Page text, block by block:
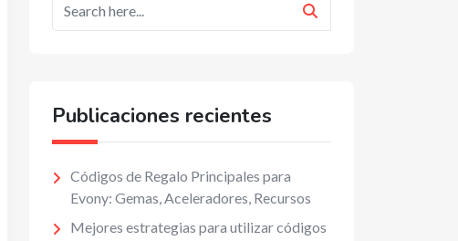
Publicaciones recientes
Códigos de Regalo Principales para
Evony: Gemas, Aceleradores, Recursos
Mejores estrategias para utilizar códigos